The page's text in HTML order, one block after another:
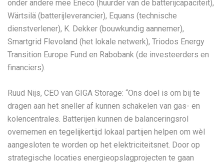
onder andere mee Eneco (huurder van de batterijcapaciteit),
Wärtsilä (batterijleverancier), Equans (technische
dienstverlener), K. Dekker (bouwkundig aannemer),
Smartgrid Flevoland (het lokale netwerk), Triodos Energy
Transition Europe Fund en Rabobank (de investeerders en
financiers).
Ruud Nijs, CEO van GIGA Storage: “Ons doel is om bij te
dragen aan het sneller af kunnen schakelen van gas- en
kolencentrales. Batterijen kunnen de balanceringsrol
overnemen en tegelijkertijd lokaal partijen helpen om wèl
aangesloten te worden op het elektriciteitsnet. Door op
strategische locaties energieopslagprojecten te gaan